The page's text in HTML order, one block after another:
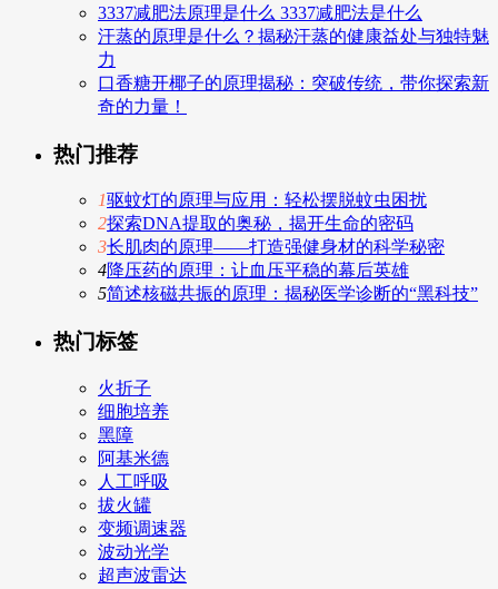
3337减肥法原理是什么 3337减肥法是什么
汗蒸的原理是什么？揭秘汗蒸的健康益处与独特魅
力
口香糖开椰子的原理揭秘：突破传统，带你探索新
奇的力量！
热门推荐
1驱蚊灯的原理与应用：轻松摆脱蚊虫困扰
2探索DNA提取的奥秘，揭开生命的密码
3长肌肉的原理——打造强健身材的科学秘密
4降压药的原理：让血压平稳的幕后英雄
5简述核磁共振的原理：揭秘医学诊断的“黑科技”
热门标签
火折子
细胞培养
黑障
阿基米德
人工呼吸
拔火罐
变频调速器
波动光学
超声波雷达